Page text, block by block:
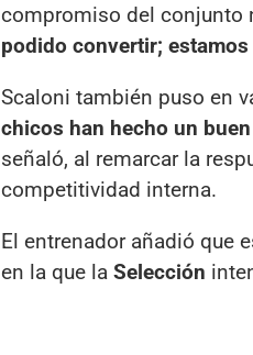
compromiso del conjunto
podido convertir;
Scaloni también puso en
chicos han hecho un
señaló, al remarcar la
competitividad interna.
El entrenador añadió que
en la que la Selección